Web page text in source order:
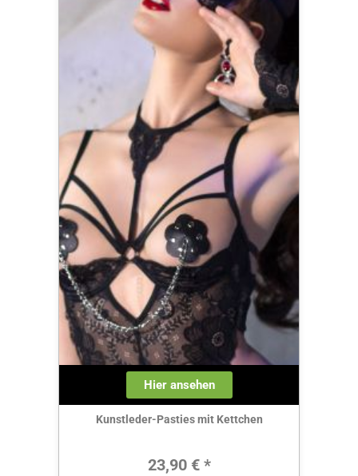
Hier ansehen
Kunstleder-Pasties mit Kettchen
Regulärer Preis:
23,90 € *